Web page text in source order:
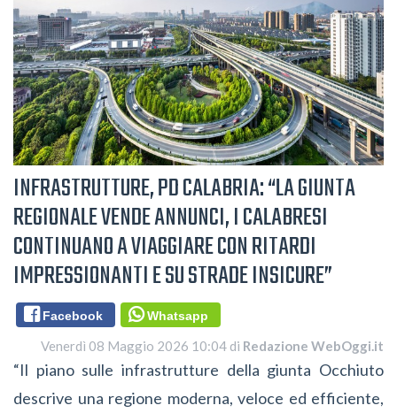
INFRASTRUTTURE, PD CALABRIA: “LA GIUNTA
REGIONALE VENDE ANNUNCI, I CALABRESI
CONTINUANO A VIAGGIARE CON RITARDI
IMPRESSIONANTI E SU STRADE INSICURE”
Facebook Whatsapp
Venerdì 08 Maggio 2026 10:04 di Redazione WebOggi.it
“Il piano sulle infrastrutture della giunta Occhiuto
descrive una regione moderna, veloce ed efficiente,